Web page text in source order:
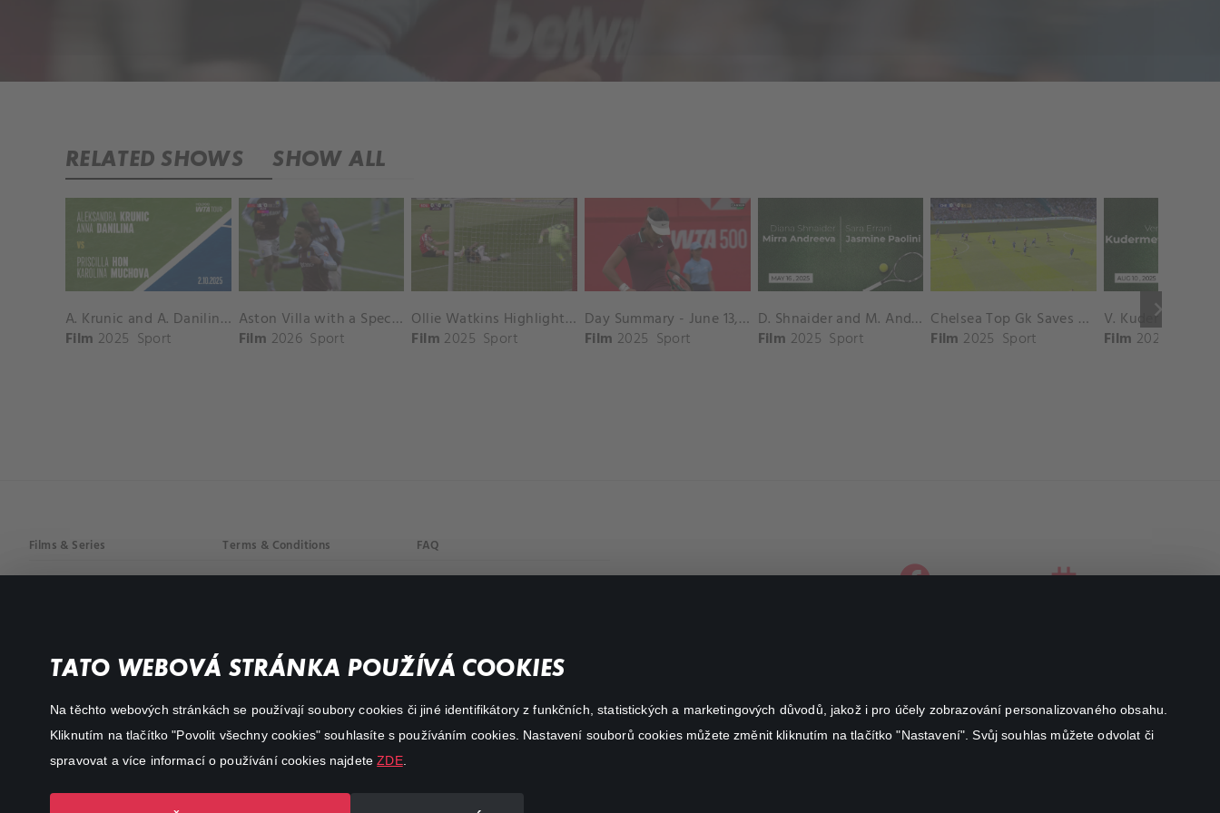
TATO WEBOVÁ STRÁNKA POUŽÍVÁ COOKIES
Na těchto webových stránkách se používají soubory cookies či jiné identifikátory z funkčních, statistických a marketingových důvodů, jakož i pro účely zobrazování personalizovaného obsahu.
Kliknutím na tlačítko "Povolit všechny cookies" souhlasíte s používáním cookies. Nastavení souborů cookies můžete změnit kliknutím na tlačítko "Nastavení". Svůj souhlas můžete odvolat či
spravovat a více informací o používání cookies najdeteZDE.
RELATED SHOWS SHOW ALL
keyboard_arrow_right
A. Krunic and A. Danilina vs. P. Hon and K. Muchova Match Highlights - BEIJING_Capital Group Diamond ( October 02, 2025)
Film 2025 Sport
Aston Villa with a Spectacular Goal vs. Nottingham Forest
Film 2026 Sport
Ollie Watkins Highlights vs. Southampton
Film 2025 Sport
Day Summary - June 13, 2025
Film 2025 Sport
D. Shnaider and M. Andreeva vs. S. Errani and J. Paolini Match Highlights - ROME_Campo Centrale ( May 16, 2025)
Film 2025 Sport
Chelsea Top Gk Saves vs. Crystal Palace
Film 2025 Sport Film 2025
Films & Series
Action
Terms & Conditions FAQ
facebookinstagram
Canal+ Luxembourg S. à r.l. se sídlem Rue Albert Borschette 4,